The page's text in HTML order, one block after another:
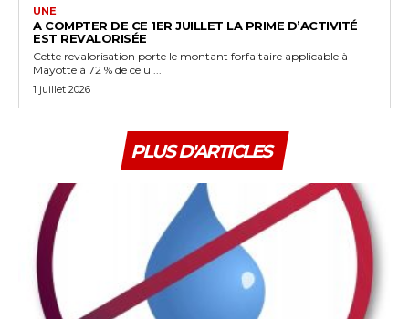
UNE
A COMPTER DE CE 1ER JUILLET LA PRIME D’ACTIVITÉ
EST REVALORISÉE
Cette revalorisation porte le montant forfaitaire applicable à
Mayotte à 72 % de celui...
1 juillet 2026
PLUS D'ARTICLES